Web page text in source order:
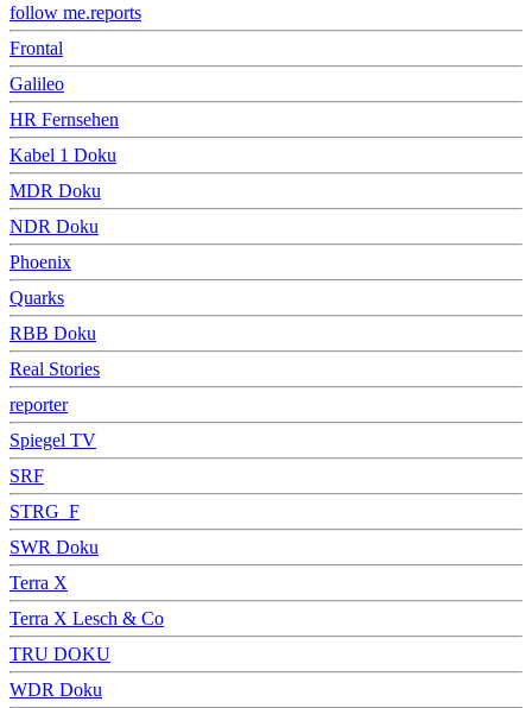
follow me.reports
Frontal
Galileo
HR Fernsehen
Kabel 1 Doku
MDR Doku
NDR Doku
Phoenix
Quarks
RBB Doku
Real Stories
reporter
Spiegel TV
SRF
STRG_F
SWR Doku
Terra X
Terra X Lesch & Co
TRU DOKU
WDR Doku